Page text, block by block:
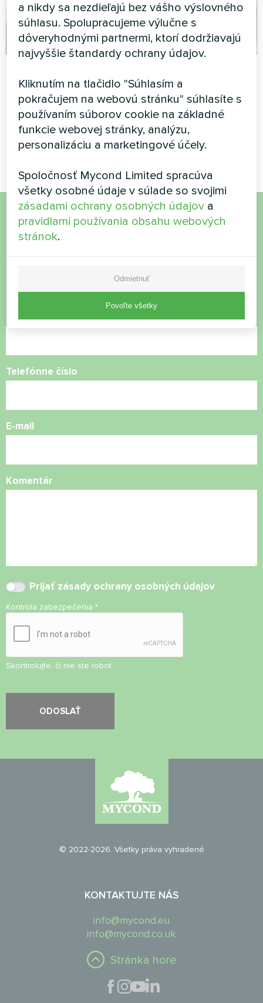
budova
Split tepelné čerpadlo Artic
Home Séria Basic
bývania
Splitové tepelné čerpadlo
radu Hotstar a splitové
tepelné čerpadlo radu Artic
Home Basic
Chcete si kúpiť alebo máte
Kontaktujte nás a my vám pomôžeme
Názov
Telefónne číslo
E-mail
Komentár
Prijať zásady ochrany osobných údajov
Kontrola zabezpečenia *
Skontrolujte, či nie ste robot.
© 2022-2026. Všetky práva vyhradené
KONTAKTUJTE NÁS
info@mycond.eu
info@mycond.co.uk
Stránka hore
a nikdy sa nezdieľajú bez vášho výslovného
súhlasu. Spolupracujeme výlučne s
dôveryhodnými partnermi, ktorí dodržiavajú
najvyššie štandardy ochrany údajov.
Kliknutím na tlačidlo "Súhlasím a
pokračujem na webovú stránku" súhlasíte s
používaním súborov cookie na základné
funkcie webovej stránky, analýzu,
personalizáciu a marketingové účely.
Spoločnosť Mycond Limited spracúva
všetky osobné údaje v súlade so svojimi
zásadami ochrany osobných údajov a
pravidlami používania obsahu webových
stránok.
Odmietnuť
Povoľte všetky